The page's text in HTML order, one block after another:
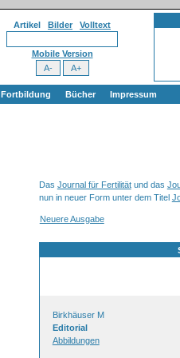
Artikel Bilder Volltext
Mobile Version
Fortbildung Bücher Impressum
Das Journal für Fertilitätund das
nun in neuer Form unter dem Titel
Neuere Ausgabe
Birkhäuser M
Editorial
Abbildungen